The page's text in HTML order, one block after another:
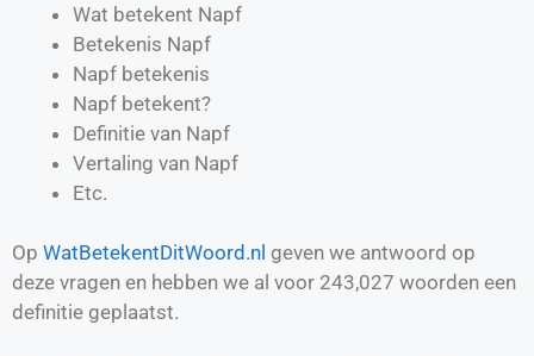
Wat betekent Napf
Betekenis Napf
Napf betekenis
Napf betekent?
Definitie van Napf
Vertaling van Napf
Etc.
Op WatBetekentDitWoord.nl geven we antwoord op
deze vragen en hebben we al voor 243,027 woorden een
definitie geplaatst.